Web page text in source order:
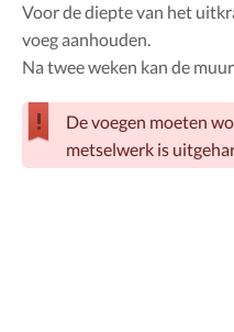
Voor de diepte van het
voeg aanhouden.
Na twee weken kan de
De voegen moeten
metselwerk is